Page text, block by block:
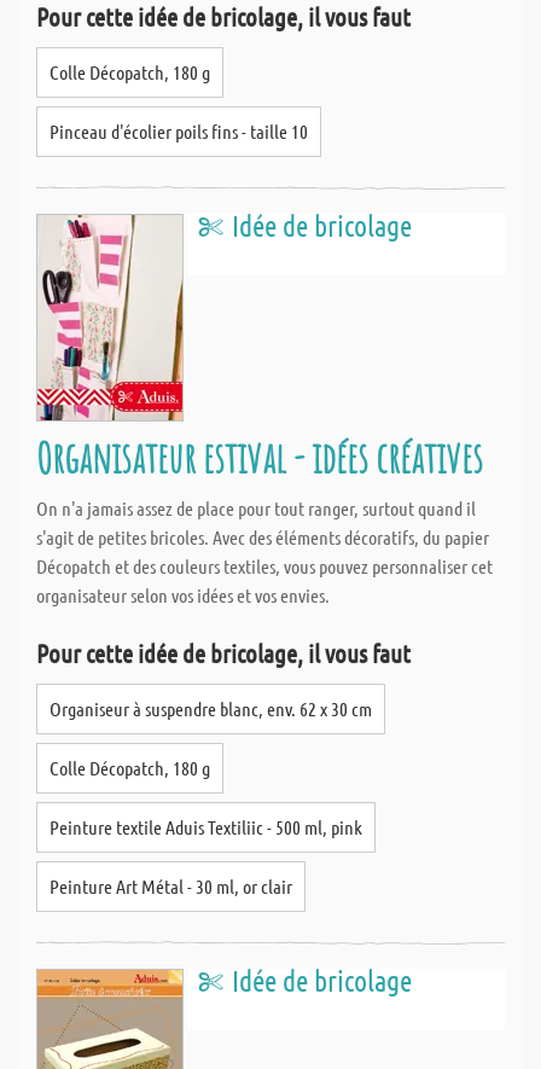
Pour cette idée de bricolage, il vous faut
Colle Décopatch, 180 g
Pinceau d'écolier poils fins - taille 10
Idée de bricolage
Organisateur estival - idées créatives
On n'a jamais assez de place pour tout ranger, surtout quand il
s'agit de petites bricoles. Avec des éléments décoratifs, du papier
Décopatch et des couleurs textiles, vous pouvez personnaliser cet
organisateur selon vos idées et vos envies.
Pour cette idée de bricolage, il vous faut
Organiseur à suspendre blanc, env. 62 x 30 cm
Colle Décopatch, 180 g
Peinture textile Aduis Textiliic - 500 ml, pink
Peinture Art Métal - 30 ml, or clair
Idée de bricolage